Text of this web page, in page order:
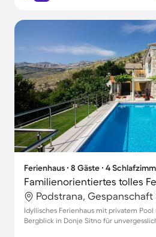
Ferienhaus ∙ 8 Gäste ∙ 4
Idyllisches Ferienhaus mit privatem
Bergblick in Donje Sitno für